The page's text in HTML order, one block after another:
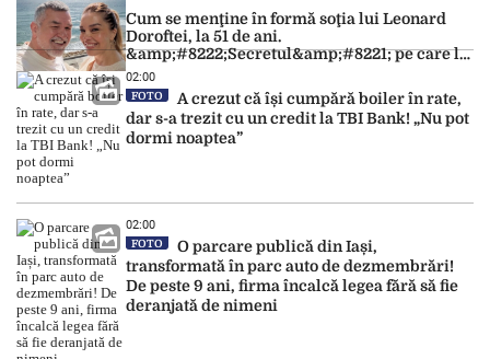
Cum se menţine în formă soţia lui Leonard
Doroftei, la 51 de ani.
&amp;#8222;Secretul&amp;#8221; pe care l-a
dezvăluit
02:00
FOTO
A crezut că își cumpără boiler în rate,
dar s-a trezit cu un credit la TBI Bank! „Nu pot
dormi noaptea”
02:00
FOTO
O parcare publică din Iași,
transformată în parc auto de dezmembrări!
De peste 9 ani, firma încalcă legea fără să fie
deranjată de nimeni